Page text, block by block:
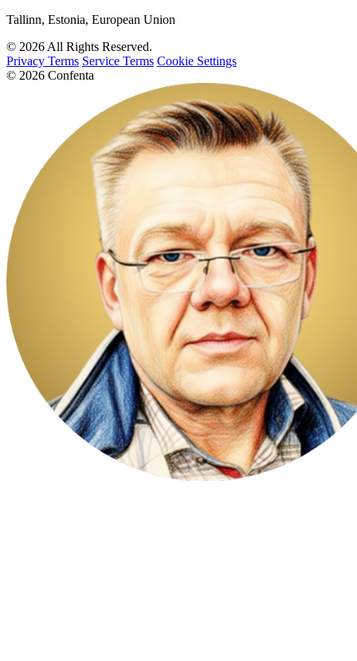
Tallinn, Estonia, European Union
© 2026 All Rights Reserved.
Privacy Terms Service Terms Cookie Settings
© 2026 Confenta